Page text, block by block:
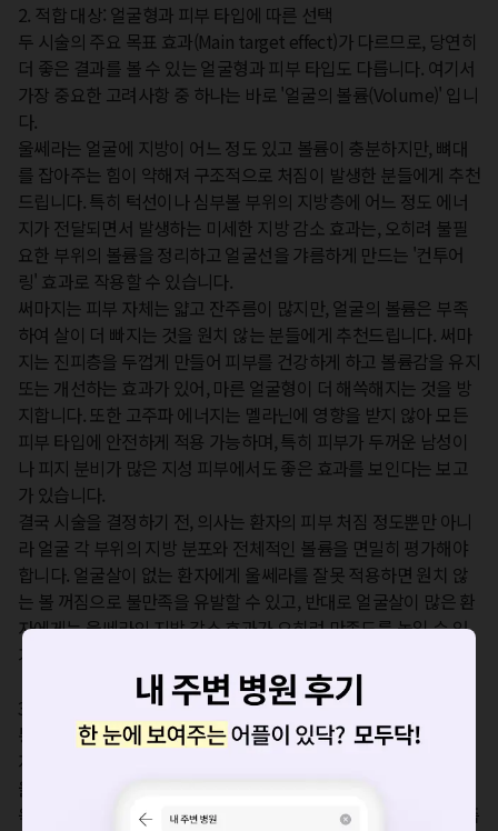
2. 적합 대상: 얼굴형과 피부 타입에 따른 선택
두 시술의 주요 목표 효과(Main target effect)가 다르므로, 당연히
더 좋은 결과를 볼 수 있는 얼굴형과 피부 타입도 다릅니다. 여기서
가장 중요한 고려사항 중 하나는 바로 '얼굴의 볼륨(Volume)' 입니
다.
울쎄라는 얼굴에 지방이 어느 정도 있고 볼륨이 충분하지만, 뼈대
를 잡아주는 힘이 약해져 구조적으로 처짐이 발생한 분들에게 추천
드립니다. 특히 턱선이나 심부볼 부위의 지방층에 어느 정도 에너
지가 전달되면서 발생하는 미세한 지방 감소 효과는, 오히려 불필
요한 부위의 볼륨을 정리하고 얼굴선을 갸름하게 만드는 '컨투어
링' 효과로 작용할 수 있습니다.
써마지는 피부 자체는 얇고 잔주름이 많지만, 얼굴의 볼륨은 부족
하여 살이 더 빠지는 것을 원치 않는 분들에게 추천드립니다. 써마
지는 진피층을 두껍게 만들어 피부를 건강하게 하고 볼륨감을 유지
또는 개선하는 효과가 있어, 마른 얼굴형이 더 해쓱해지는 것을 방
지합니다. 또한 고주파 에너지는 멜라닌에 영향을 받지 않아 모든
피부 타입에 안전하게 적용 가능하며, 특히 피부가 두꺼운 남성이
나 피지 분비가 많은 지성 피부에서도 좋은 효과를 보인다는 보고
가 있습니다.
결국 시술을 결정하기 전, 의사는 환자의 피부 처짐 정도뿐만 아니
라 얼굴 각 부위의 지방 분포와 전체적인 볼륨을 면밀히 평가해야
합니다. 얼굴살이 없는 환자에게 울쎄라를 잘못 적용하면 원치 않
는 볼 꺼짐으로 불만족을 유발할 수 있고, 반대로 얼굴살이 많은 환
자에게는 울쎄라의 지방 감소 효과가 오히려 만족도를 높일 수 있
기 때문입니다.
3. 통증과 시술 경험: '찌릿함' vs. '뜨끈함'
통증은 많은 분들이 걱정하는 부분입니다. 두 시술 모두 통증이 있
지만, 그 양상이 다릅니다.
울쎄라의 통증은 주로 턱뼈나 광대뼈 위를 지날 때 느껴지는, 깊고
욱신거리거나 찌릿한 느낌입니다. 이는 에너지가 깊은 SMAS층, 즉